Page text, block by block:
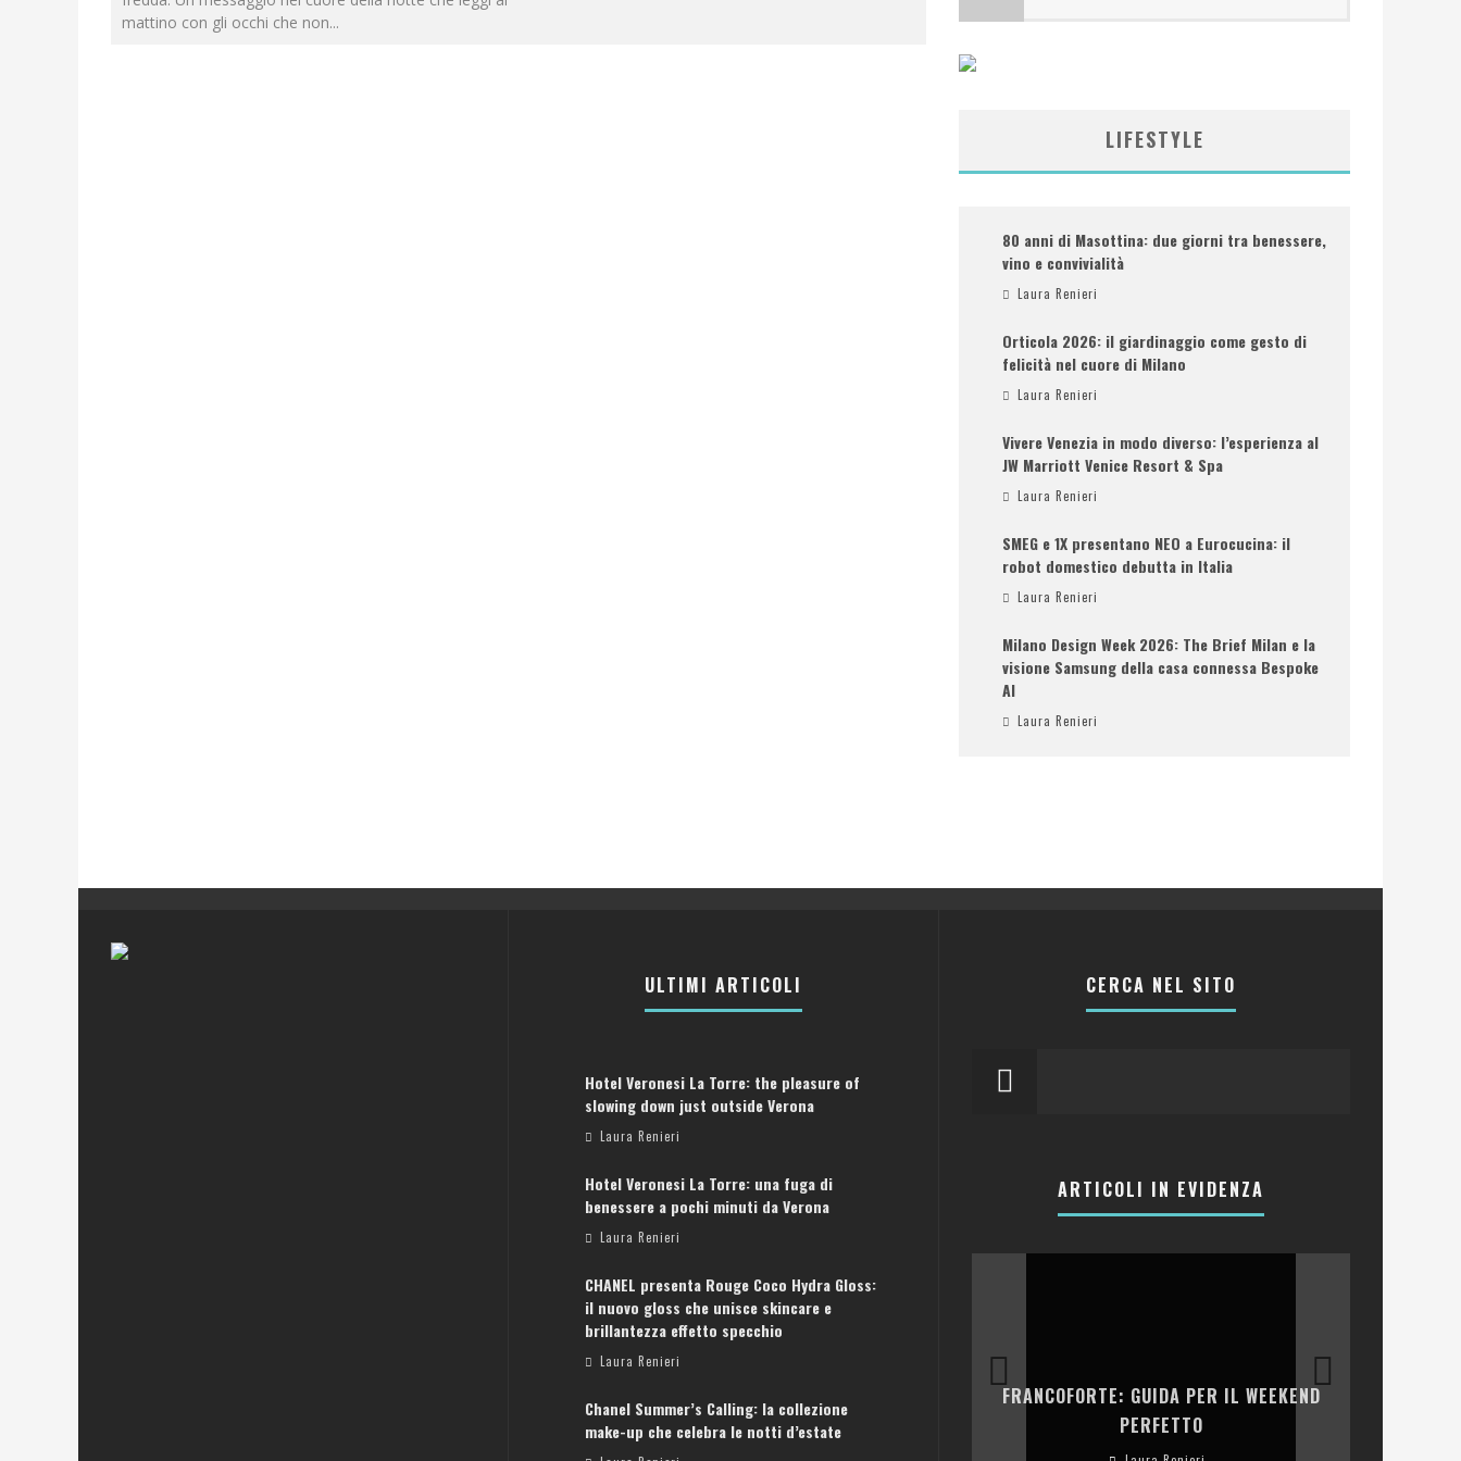
mattino con gli occhi che non...
LIFESTYLE
80 anni di Masottina: due giorni tra benessere,
vino e convivialità
Laura Renieri
Orticola 2026: il giardinaggio come gesto di
felicità nel cuore di Milano
Laura Renieri
Vivere Venezia in modo diverso: l’esperienza al
JW Marriott Venice Resort & Spa
Laura Renieri
SMEG e 1X presentano NEO a Eurocucina: il
robot domestico debutta in Italia
Laura Renieri
Milano Design Week 2026: The Brief Milan e la
visione Samsung della casa connessa Bespoke
AI
Laura Renieri
ULTIMI ARTICOLI
Hotel Veronesi La Torre: the pleasure of
slowing down just outside Verona
Laura Renieri
Hotel Veronesi La Torre: una fuga di
benessere a pochi minuti da Verona
Laura Renieri
CHANEL presenta Rouge Coco Hydra Gloss:
il nuovo gloss che unisce skincare e
brillantezza effetto specchio
Laura Renieri
Chanel Summer’s Calling: la collezione
make-up che celebra le notti d’estate
CERCA NEL SITO
ARTICOLI IN EVIDENZA
ATENE: GUIDA PER IL WEEKEND PERFETTO
FRANCOFORTE: GUIDA PER IL WEEKEND
PERFETTO